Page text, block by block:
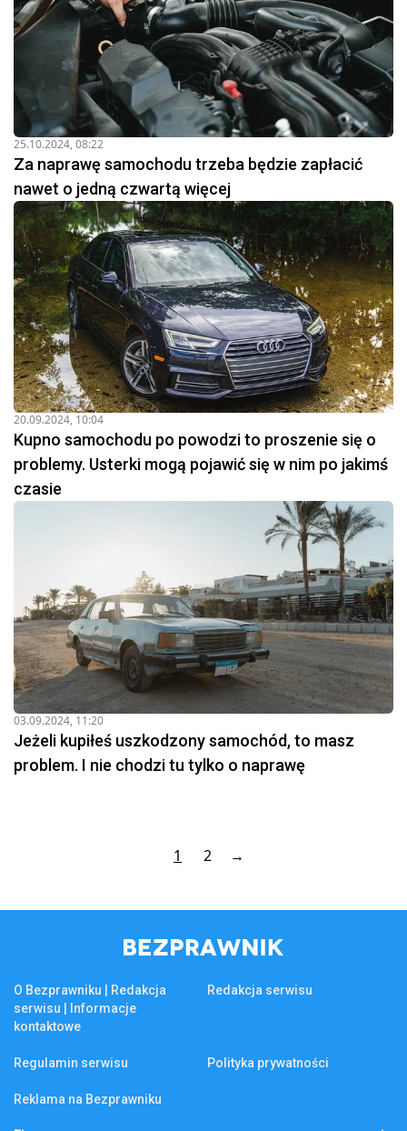
25.10.2024, 08:22
Za naprawę samochodu trzeba będzie zapłacić
nawet o jedną czwartą więcej
20.09.2024, 10:04
Kupno samochodu po powodzi to proszenie się o
problemy. Usterki mogą pojawić się w nim po jakimś
czasie
03.09.2024, 11:20
Jeżeli kupiłeś uszkodzony samochód, to masz
problem. I nie chodzi tu tylko o naprawę
1 2 →
O Bezprawniku | Redakcja
serwisu | Informacje
kontaktowe
Redakcja serwisu
Regulamin serwisu Polityka prywatności
Reklama na Bezprawniku